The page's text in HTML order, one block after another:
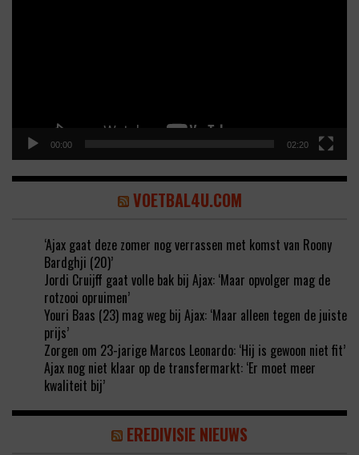
00:00 02:20
VOETBAL4U.COM
‘Ajax gaat deze zomer nog verrassen met komst van Roony
Bardghji (20)’
Jordi Cruijff gaat volle bak bij Ajax: ‘Maar opvolger mag de
rotzooi opruimen’
Youri Baas (23) mag weg bij Ajax: ‘Maar alleen tegen de juiste
prijs’
Zorgen om 23-jarige Marcos Leonardo: ‘Hij is gewoon niet fit’
Ajax nog niet klaar op de transfermarkt: ‘Er moet meer
kwaliteit bij’
EREDIVISIE NIEUWS